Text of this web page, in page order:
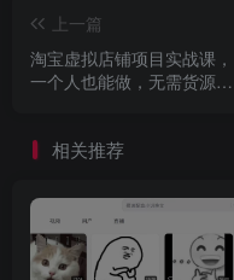
上一篇
淘宝虚拟店铺项目实战课，
一个人也能做，无需货源、0
相关推荐